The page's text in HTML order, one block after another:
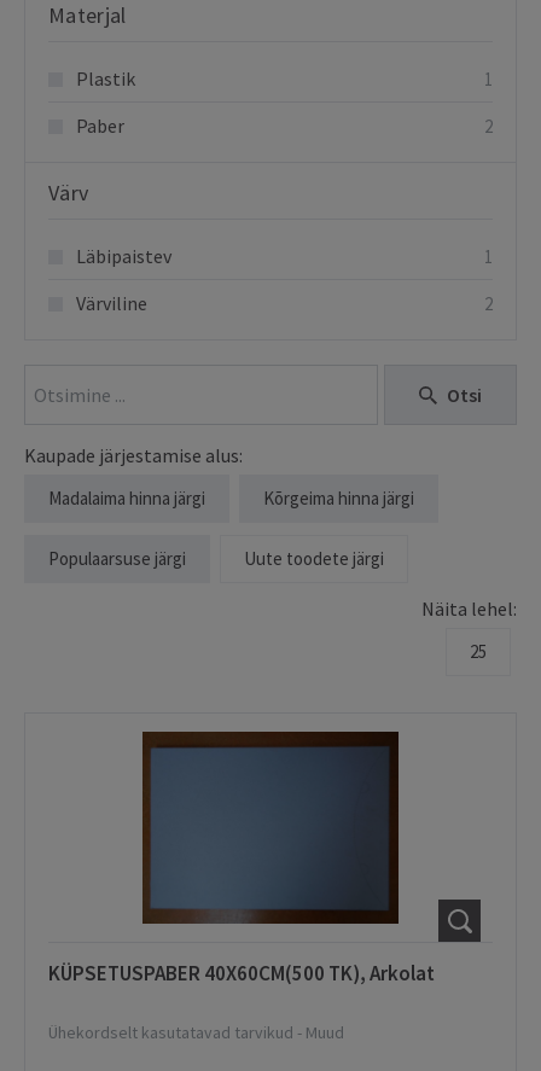
Materjal
Plastik 1
Paber 2
Värv
Läbipaistev 1
Värviline 2
Otsi
Kaupade järjestamise alus:
Madalaima hinna järgi Kõrgeima hinna järgi
Populaarsuse järgi Uute toodete järgi
Näita lehel:
25
KÜPSETUSPABER 40X60CM(500 TK), Arkolat
Ühekordselt kasutatavad tarvikud - Muud